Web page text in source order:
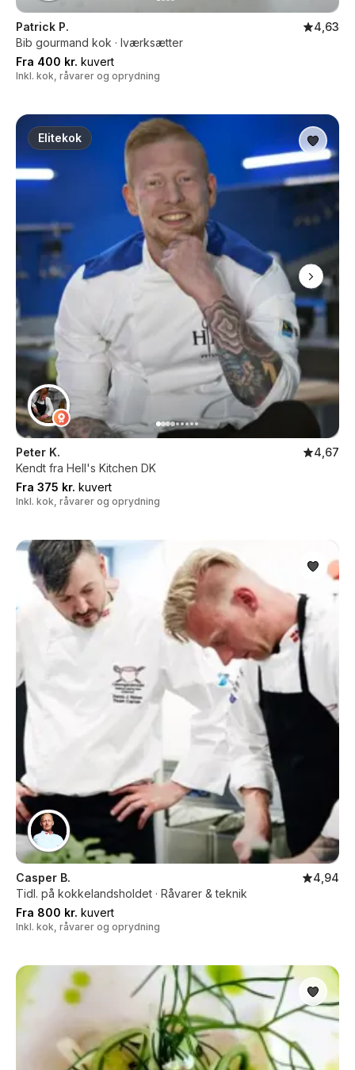
Patrick P.
4,63
Bib gourmand kok · Iværksætter
Fra 400 kr. kuvert
Inkl. kok, råvarer og oprydning
Elitekok
Peter K.
4,67
Kendt fra Hell's Kitchen DK
Fra 375 kr. kuvert
Inkl. kok, råvarer og oprydning
Casper B.
4,94
Tidl. på kokkelandsholdet · Råvarer & teknik
Fra 800 kr. kuvert
Inkl. kok, råvarer og oprydning